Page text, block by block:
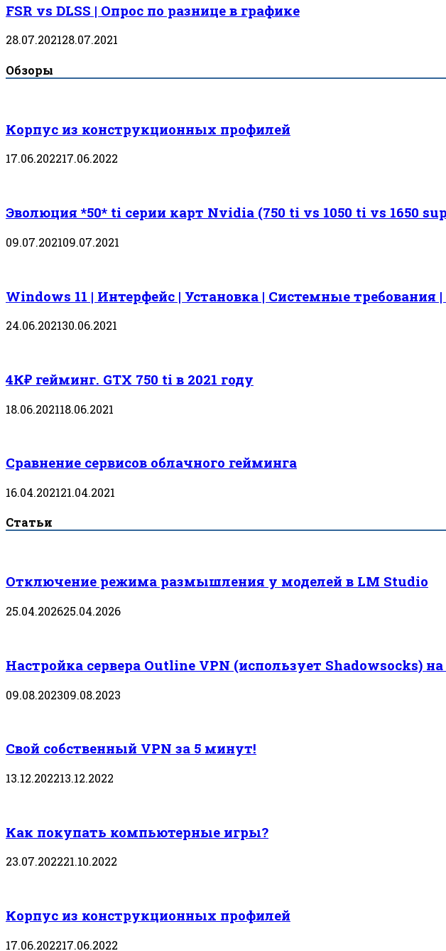
FSR vs DLSS | Опрос по разнице в графике
28.07.202128.07.2021
Обзоры
Корпус из конструкционных профилей
17.06.202217.06.2022
Эволюция *50* ti серии карт Nvidia (750 ti vs 1050 ti vs 1650
09.07.202109.07.2021
Windows 11 | Интерфейс | Установка | Системные требования
24.06.202130.06.2021
4К₽ гейминг. GTX 750 ti в 2021 году
18.06.202118.06.2021
Сравнение сервисов облачного гейминга
16.04.202121.04.2021
Статьи
Отключение режима размышления у моделей в LM Studio
25.04.202625.04.2026
Настройка сервера Outline VPN (использует Shadowsocks)
09.08.202309.08.2023
Свой собственный VPN за 5 минут!
13.12.202213.12.2022
Как покупать компьютерные игры?
23.07.202221.10.2022
Корпус из конструкционных профилей
17.06.202217.06.2022